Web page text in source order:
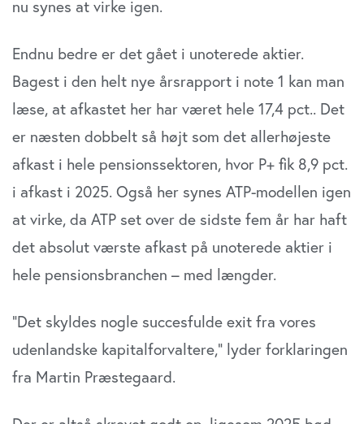
nu synes at virke igen.
Endnu bedre er det gået i unoterede aktier.
Bagest i den helt nye årsrapport i note 1 kan man
læse, at afkastet her har været hele 17,4 pct.. Det
er næsten dobbelt så højt som det allerhøjeste
afkast i hele pensionssektoren, hvor P+ fik 8,9 pct.
i afkast i 2025. Også her synes ATP-modellen igen
at virke, da ATP set over de sidste fem år har haft
det absolut værste afkast på unoterede aktier i
hele pensionsbranchen – med længder.
”Det skyldes nogle succesfulde exit fra vores
udenlandske kapitalforvaltere,” lyder forklaringen
fra Martin Præstegaard.